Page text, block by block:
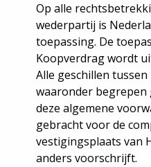
Op alle
wederpartij is
toepassing. De
Koopverdrag wordt
Alle geschillen
waaronder begrepen
deze algemene
gebracht voor de
vestigingsplaats van
anders voorschrijft.